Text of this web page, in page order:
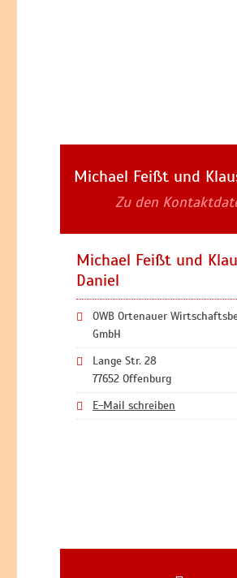
Michael Feißt und
Zu den
Michael Feißt und
Daniel
OWB Ortenauer
GmbH
Lange Str. 28
77652 Offenburg
E-Mail schreiben